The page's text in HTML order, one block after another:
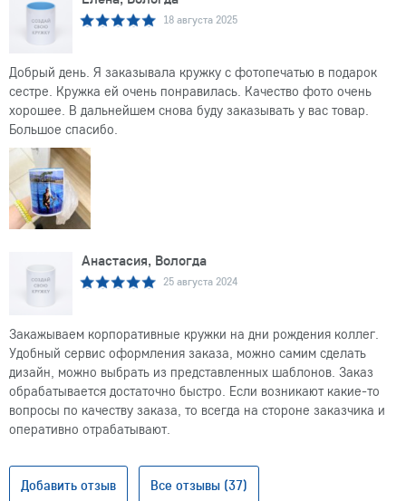
18 августа 2025
Добрый день. Я заказывала кружку с фотопечатью в подарок
сестре. Кружка ей очень понравилась. Качество фото очень
хорошее. В дальнейшем снова буду заказывать у вас товар.
Большое спасибо.
Анастасия, Вологда
25 августа 2024
Закажываем корпоративные кружки на дни рождения коллег.
Удобный сервис оформления заказа, можно самим сделать
дизайн, можно выбрать из представленных шаблонов. Заказ
обрабатывается достаточно быстро. Если возникают какие-то
вопросы по качеству заказа, то всегда на стороне заказчика и
оперативно отрабатывают.
Добавить отзыв Все отзывы (37)